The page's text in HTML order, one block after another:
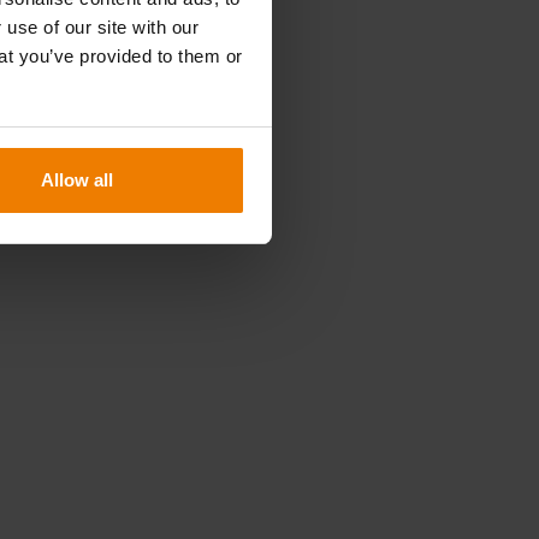
use of our site with our
you’ve provided to them or
Allow all